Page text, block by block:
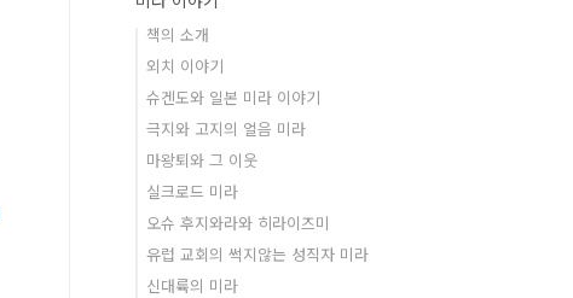
책의 소개
외치 이야기
슈겐도와 일본 미라 이야기
극지와 고지의 얼음 미라
마왕퇴와 그 이웃
실크로드 미라
오슈 후지와라와 히라이즈미
유럽 교회의 썩지않는 성직자 미라
신대륙의 미라